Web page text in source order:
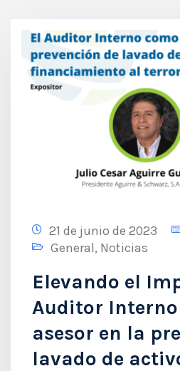
21 de junio de 2023
General, Noticias
Elevando el
Auditor
asesor en la
lavado de